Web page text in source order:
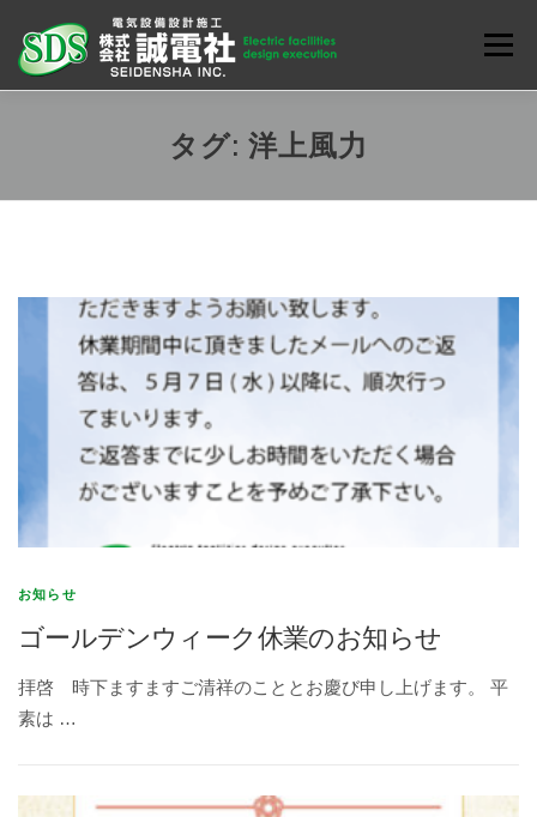
ス
メニュ
会社案内 業務内容 ENGLISH
タグ: 洋上風力
お知らせ
ゴールデンウィーク休業のお知らせ
拝啓 時下ますますご清祥のこととお慶び申し上げます。 平
素は …